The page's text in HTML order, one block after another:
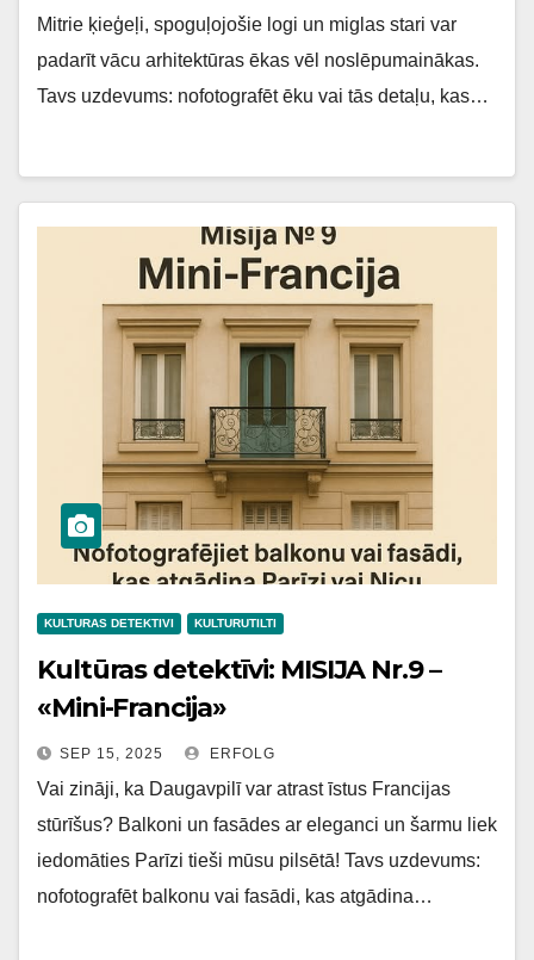
Mitrie ķieģeļi, spoguļojošie logi un miglas stari var
padarīt vācu arhitektūras ēkas vēl noslēpumainākas.
Tavs uzdevums: nofotografēt ēku vai tās detaļu, kas…
KULTURAS DETEKTIVI KULTURUTILTI
Kultūras detektīvi: MISIJA Nr.9 –
«Mini-Francija»
SEP 15, 2025 ERFOLG
Vai zināji, ka Daugavpilī var atrast īstus Francijas
stūrīšus? Balkoni un fasādes ar eleganci un šarmu liek
iedomāties Parīzi tieši mūsu pilsētā! Tavs uzdevums:
nofotografēt balkonu vai fasādi, kas atgādina…